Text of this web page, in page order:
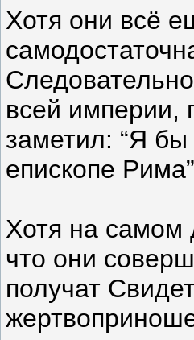
Хотя они всё
всей империи,
заметил: “Я бы
епископе
Хотя на самом
что они
получат